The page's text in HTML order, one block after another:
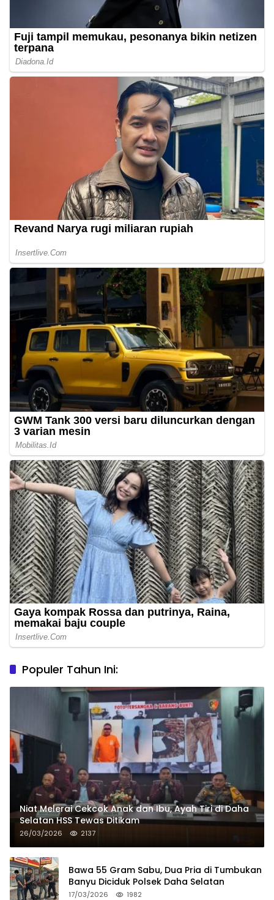
Populer Tahun Ini:
Niat Melerai Cekcok Anak dan Ibu, Ayah Tiri di Daha
Selatan HSS Tewas Ditikam
26/03/2026 2137
Bawa 55 Gram Sabu, Dua Pria di Tumbukan
Banyu Diciduk Polsek Daha Selatan
17/03/2026 1982